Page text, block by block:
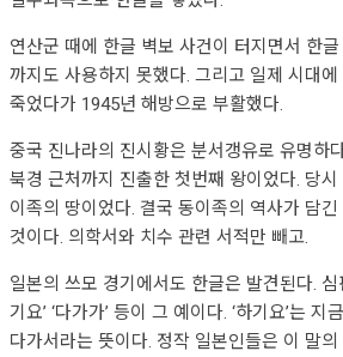
연산군 때에 한글 벽보 사건이 터지면서 한
까지도 사용하지 못했다. 그리고 일제 시대
죽었다가 1945년 해방으로 부활했다.
중국 진나라의 진시황은 분서갱유로 유명하
북경 근처까지 진출한 첫번째 왕이었다. 당
이족의 땅이었다. 결국 동이족의 역사가 담
것이다. 의학서와 치수 관련 서적만 빼고.
일본의 쓰모 경기에서도 한글은 발견된다.
기요’ ‘다가가’ 등이 그 예이다. ‘하기요’는 지
다가서라는 뜻이다. 정작 일본인들은 이 말